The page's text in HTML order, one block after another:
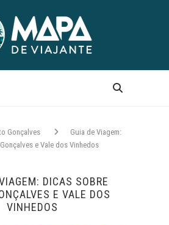
Gonçalves
Guia de Viagem:
e Vale dos Vinhedos
DICAS SOBRE
E VALE DOS
VINHEDOS